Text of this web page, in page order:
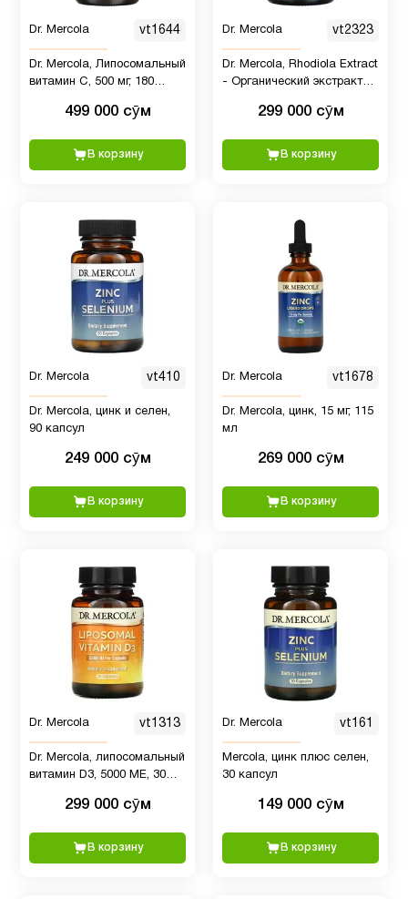
Липосомальный
Магний 4
Микроэлементы
Минералы 1
Молозиво
Мужчинам 53
ногти и
волосы
10
Омега
(omega
Пожилым 34
Половая
Dr. Mercola vt1644
Dr. Mercola, Липосомальный
витамин C, 500 мг, 180
499 000 сӯм
В корзину
Dr. Mercola vt2323
Dr. Mercola, Rhodiola Extract
- Органический экстракт
299 000 сӯм
В корзину
Dr. Mercola vt410
Dr. Mercola, цинк и селен,
90 капсул
249 000 сӯм
В корзину
Dr. Mercola vt1678
Dr. Mercola, цинк, 15 мг, 115
мл
269 000 сӯм
В корзину
Dr. Mercola vt1313
Dr. Mercola, липосомальный
витамин D3, 5000 МЕ, 30
299 000 сӯм
В корзину
Dr. Mercola vt161
Mercola, цинк плюс селен,
30 капсул
149 000 сӯм
В корзину